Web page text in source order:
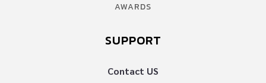
AWARDS
SUPPORT
Contact US